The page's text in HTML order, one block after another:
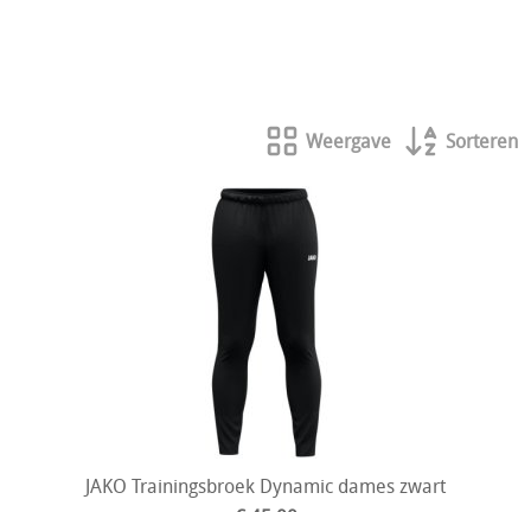
Weergave Sorteren
JAKO Trainingsbroek Dynamic dames zwart